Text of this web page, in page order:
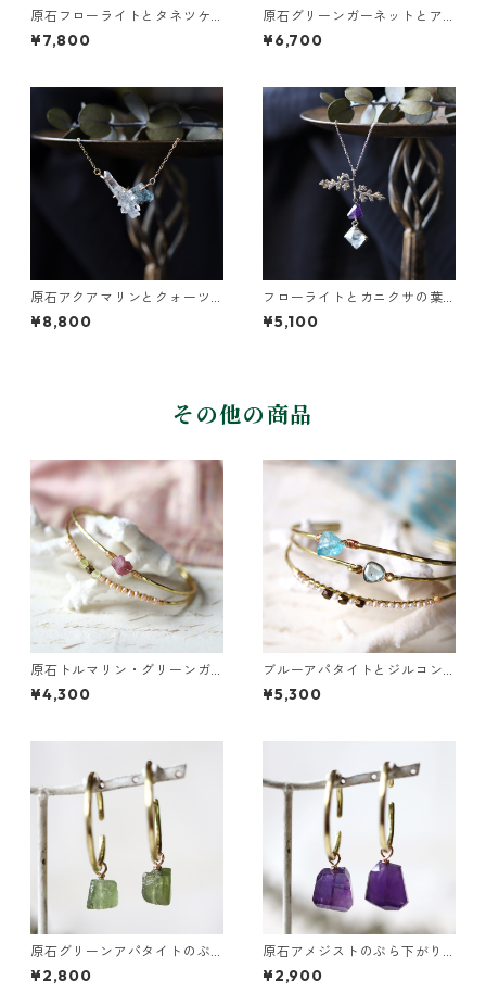
原石フローライトとタネツケ
バナのネックレス
¥7,800
原石グリーンガーネットとア
パタイトのネックレス
¥6,700
原石アクアマリンとクォーツ
のネックレス
¥8,800
フローライトとカニクサの葉
ネックレス
¥5,100
その他の商品
原石トルマリン・グリーンガ
ーネットの2連バングル
¥4,300
ブルーアパタイトとジルコン
の真鍮3連バングル
¥5,300
原石グリーンアパタイトのぶ
ら下がりイヤーカフ
¥2,800
原石アメジストのぶら下がり
イヤーカフ
¥2,900